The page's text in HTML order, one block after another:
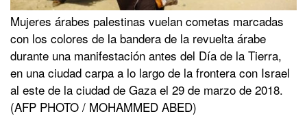
Mujeres árabes palestinas vuelan cometas marcadas
con los colores de la bandera de la revuelta árabe
durante una manifestación antes del Día de la Tierra,
en una ciudad carpa a lo largo de la frontera con Israel
al este de la ciudad de Gaza el 29 de marzo de 2018.
(AFP PHOTO / MOHAMMED ABED)